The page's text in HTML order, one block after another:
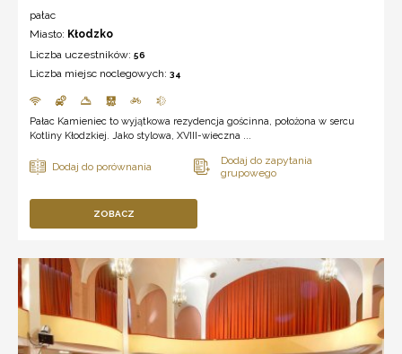
pałac
Miasto: Kłodzko
Liczba uczestników: 56
Liczba miejsc noclegowych: 34
Pałac Kamieniec to wyjątkowa rezydencja gościnna, położona w sercu
Kotliny Kłodzkiej. Jako stylowa, XVIII-wieczna ...
ZOBACZ